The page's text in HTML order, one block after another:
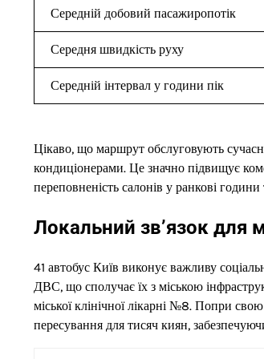
Середній добовий пасажиропотік
Середня швидкість руху
Середній інтервал у години пік
Цікаво, що маршрут обслуговують
кондиціонерами. Це значно підвищує
переповненість салонів у ранкові години
Локальний зв’язок для
41 автобус Київ виконує важливу
ДВС, що сполучає їх з міською
міської клінічної лікарні №8. Попри
пересування для тисяч киян,